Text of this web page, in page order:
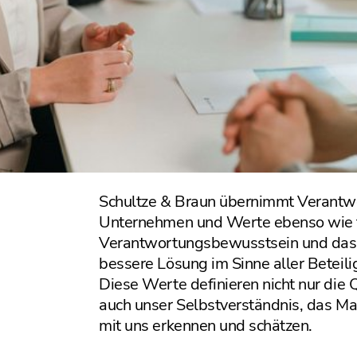
Schultze & Braun übernimmt
Unternehmen und Werte ebenso
Verantwortungsbewusstsein und
bessere Lösung im Sinne aller
Diese Werte definieren nicht nur die
auch unser Selbstverständnis, das
mit uns erkennen und schätzen.